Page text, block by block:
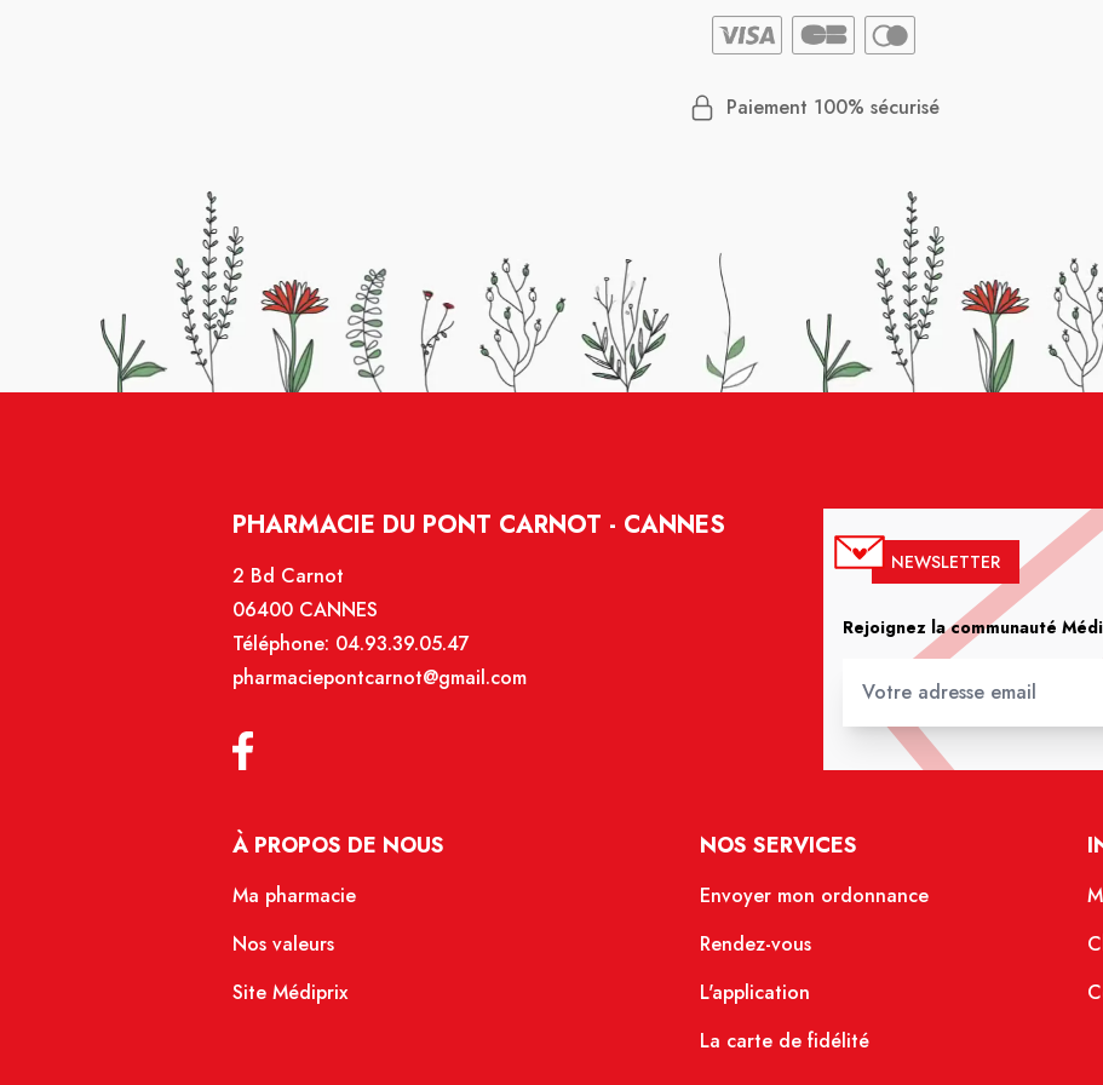
Paiement 100% sécurisé
PHARMACIE DU PONT CARNOT - CANNES
2 Bd Carnot
06400 CANNES
Téléphone: 04.93.39.05.47
pharmaciepontcarnot@gmail.com
NEWSLETTER
Rejoignez la communauté
À PROPOS DE NOUS
Ma pharmacie
Nos valeurs
Site Médiprix
NOS SERVICES
Envoyer mon ordonnance
Rendez-vous
L'application
La carte de fidélité